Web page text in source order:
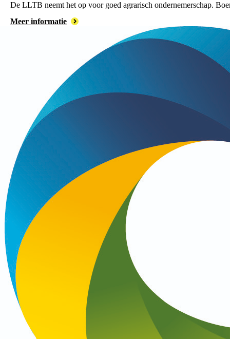
De LLTB neemt het op voor goed agrarisch ondernemerschap.
Meer informatie